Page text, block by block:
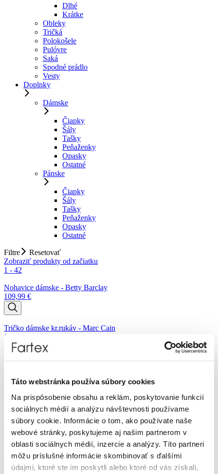
Táto webstránka používa súbory cookies
Na prispôsobenie obsahu a reklám, poskytovanie funkcií
sociálnych médií a analýzu návštevnosti používame
súbory cookie. Informácie o tom, ako používate naše
webové stránky, poskytujeme aj našim partnerom v
oblasti sociálnych médií, inzercie a analýzy. Títo partneri
môžu príslušné informácie skombinovať s ďalšími
údajmi, ktoré ste im poskytli alebo ktoré od vás získali,
Dlhé
Krátke
Obleky
Tričká
Polokošele
Pulóvre
Saká
Spodné prádlo
Vesty
Doplnky
Dámske
Čiapky
Šály
Tašky
Peňaženky
Opasky
Ostatné
Pánske
Čiapky
Šály
Tašky
Peňaženky
Opasky
Ostatné
Filtre
Resetovať
Zobraziť produkty od začiatku
1 - 42
Nohavice dámske - Betty Barclay
109,99 €
Tričko dámske kr.rukáv - Marc Cain
129,99
169,99
Tričko dámske kr.rukáv - Betty Barclay
59,99 €
Tričko dámske kr.rukáv - Betty Barclay
85,99€